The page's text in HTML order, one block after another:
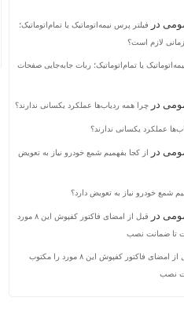
در
فیلتر پرس نیمه‌اتوماتیک یا تمام‌اتوماتیک؛
لازم است؟
یا تمام‌اتوماتیک؛ ربات جابه‌جایی صفحات
در چرا همه ردیاب‌ها عملکرد یکسانی ندارند؟
عملکرد یکسانی ندارند؟
در
از کجا بفهمیم شمع خودرو نیاز به تعویض
شمع خودرو نیاز به تعویض دارد؟
در
قبل از امضای فاکتور کفپوش این ۸ مورد
تا ضمانت نصب
قبل از امضای فاکتور کفپوش این ۸ مورد را مکتوب
نصب